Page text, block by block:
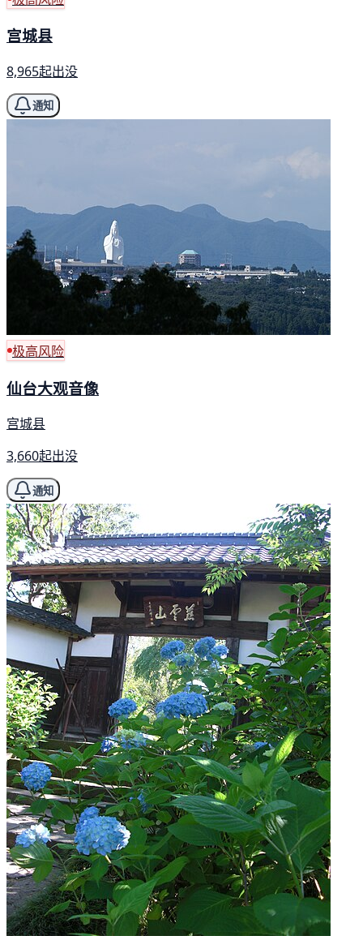
宫城县
8,965起出没
通知
极高风险
仙台大观音像
宫城县
3,660起出没
通知